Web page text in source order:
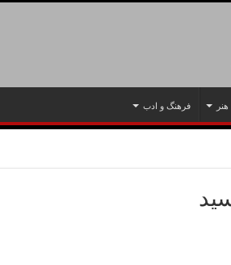
هنر فرهنگ و ادب